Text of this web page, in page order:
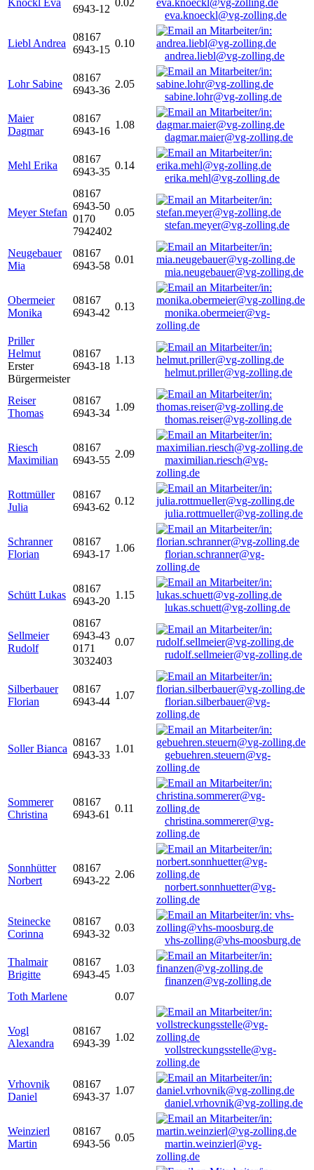
Knöckl Eva
6943-12
0.02
eva.knoeckl@vg-zolling.de
Liebl Andrea
08167
6943-15
0.10
andrea.liebl@vg-zolling.de
Lohr Sabine
08167
6943-36
2.05
sabine.lohr@vg-zolling.de
Maier
Dagmar
08167
6943-16
1.08
dagmar.maier@vg-zolling.de
Mehl Erika
08167
6943-35
0.14
erika.mehl@vg-zolling.de
Meyer Stefan
08167
6943-50
0170
7942402
0.05
stefan.meyer@vg-zolling.de
Neugebauer
Mia
08167
6943-58
0.01
mia.neugebauer@vg-zolling.de
Obermeier
Monika
08167
6943-42
0.13
monika.obermeier@vg-
zolling.de
Priller
Helmut
Erster
Bürgermeister
08167
6943-18
1.13
helmut.priller@vg-zolling.de
Reiser
Thomas
08167
6943-34
1.09
thomas.reiser@vg-zolling.de
Riesch
Maximilian
08167
6943-55
2.09
maximilian.riesch@vg-
zolling.de
Rottmüller
Julia
08167
6943-62
0.12
julia.rottmueller@vg-zolling.de
Schranner
Florian
08167
6943-17
1.06
florian.schranner@vg-
zolling.de
Schütt Lukas
08167
6943-20
1.15
lukas.schuett@vg-zolling.de
Sellmeier
Rudolf
08167
6943-43
0171
3032403
0.07
rudolf.sellmeier@vg-zolling.de
Silberbauer
Florian
08167
6943-44
1.07
florian.silberbauer@vg-
zolling.de
Soller Bianca
08167
6943-33
1.01
gebuehren.steuern@vg-
zolling.de
Sommerer
Christina
08167
6943-61
0.11
christina.sommerer@vg-
zolling.de
Sonnhütter
Norbert
08167
6943-22
2.06
norbert.sonnhuetter@vg-
zolling.de
Steinecke
Corinna
08167
6943-32
0.03
vhs-zolling@vhs-moosburg.de
Thalmair
Brigitte
08167
6943-45
1.03
finanzen@vg-zolling.de
Toth Marlene
0.07
Vogl
Alexandra
08167
6943-39
1.02
vollstreckungsstelle@vg-
zolling.de
Vrhovnik
Daniel
08167
6943-37
1.07
daniel.vrhovnik@vg-zolling.de
Weinzierl
Martin
08167
6943-56
0.05
martin.weinzierl@vg-
zolling.de